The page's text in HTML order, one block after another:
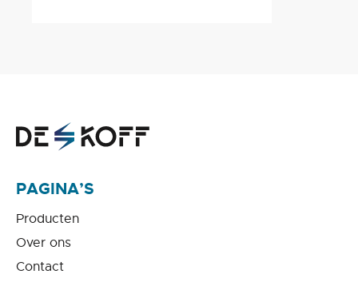
PAGINA’S
Producten
Over ons
Contact